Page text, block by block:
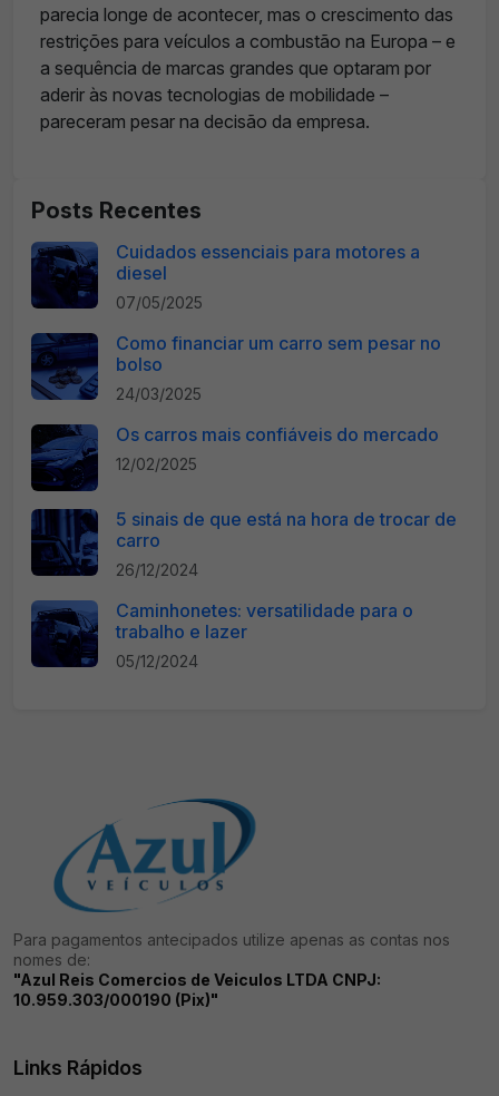
parecia longe de acontecer, mas o crescimento das
restrições para veículos a combustão na Europa – e
a sequência de marcas grandes que optaram por
aderir às novas tecnologias de mobilidade –
pareceram pesar na decisão da empresa.
Posts Recentes
Cuidados essenciais para motores a
diesel
07/05/2025
Como financiar um carro sem pesar no
bolso
24/03/2025
Os carros mais confiáveis do mercado
12/02/2025
5 sinais de que está na hora de trocar de
carro
26/12/2024
Caminhonetes: versatilidade para o
trabalho e lazer
05/12/2024
Para pagamentos antecipados utilize apenas as contas nos
nomes de:
"Azul Reis Comercios de Veiculos LTDA CNPJ:
10.959.303/000190 (Pix)"
Links Rápidos